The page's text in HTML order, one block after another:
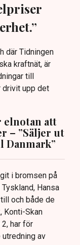
där Tidningen
kraftnät, är
till
drivit upp det
elnotan att
– ”Säljer ut
i bromsen på
Hansa
och både de
Konti-Skan
har för
utredning av